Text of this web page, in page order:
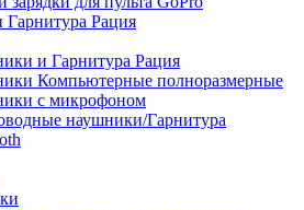
Рация
и Гарнитура Рация
Компьютерные полноразмерные
с микрофоном
наушники/Гарнитура